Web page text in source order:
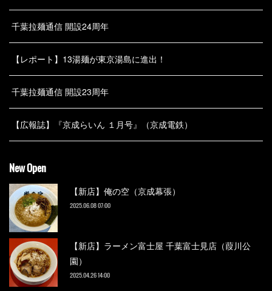
千葉拉麺通信 開設24周年
【レポート】13湯麺が東京湯島に進出！
千葉拉麺通信 開設23周年
【広報誌】『京成らいん １月号』（京成電鉄）
New Open
【新店】俺の空（京成幕張）
2025.06.08 07:00
【新店】ラーメン富士屋 千葉富士見店（葭川公
園）
2025.04.26 14:00